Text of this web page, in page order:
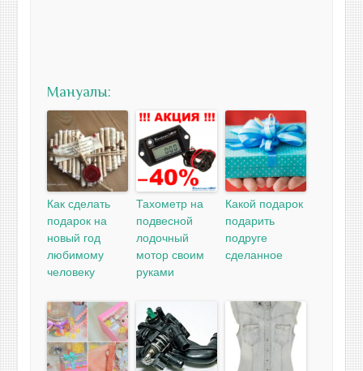
Мануалы:
Как сделать
подарок на
новый год
любимому
человеку
Тахометр на
подвесной
лодочный
мотор своим
руками
Какой подарок
подарить
подруге
сделанное